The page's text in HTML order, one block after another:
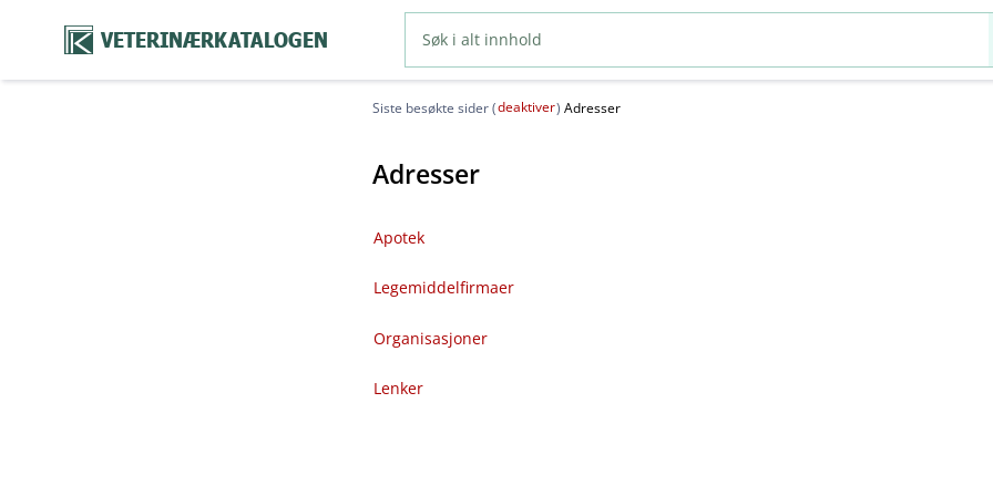
VETERINÆRKATALOGEN
Siste besøkte sider (deaktiver) Adresser
Adresser
Apotek
Legemiddelfirmaer
Organisasjoner
Lenker